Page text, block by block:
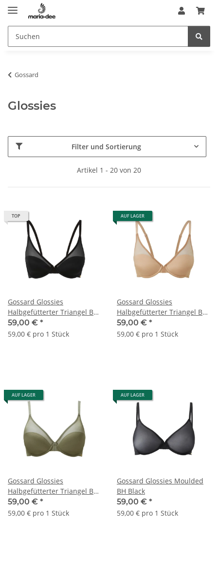
Gossard
Glossies
Filter und Sortierung
Artikel 1 - 20 von 20
TOP
Gossard Glossies
Halbgefütterter Triangel BH
Black
59,00 € *
59,00 € pro 1 Stück
AUF LAGER
Gossard Glossies
Halbgefütterter Triangel BH
Nude
59,00 € *
59,00 € pro 1 Stück
AUF LAGER
Gossard Glossies
Halbgefütterter Triangel BH
Sage
59,00 € *
59,00 € pro 1 Stück
AUF LAGER
Gossard Glossies Moulded
BH Black
59,00 € *
59,00 € pro 1 Stück